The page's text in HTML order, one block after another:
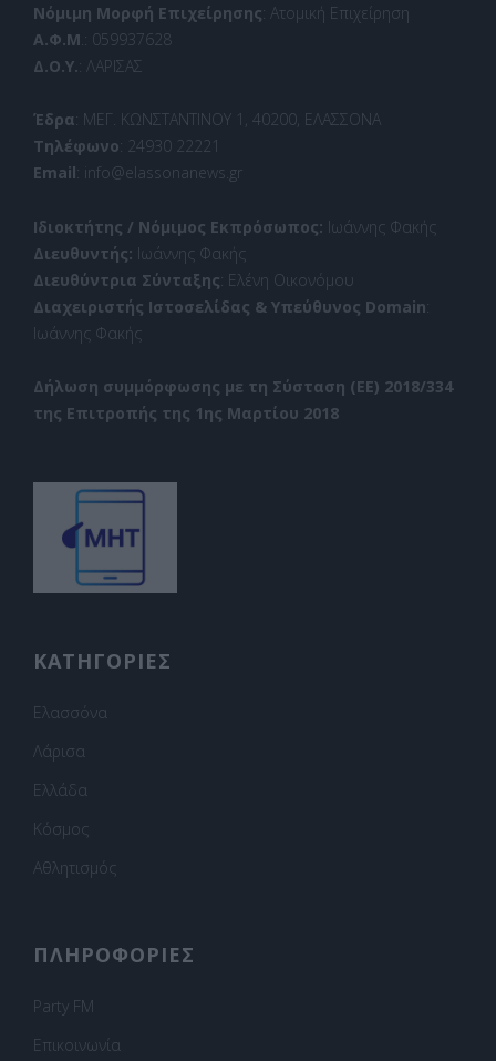
Νόμιμη Μορφή Επιχείρησης: Ατομική Επιχείρηση
Α.Φ.Μ .: 059937628
Δ.Ο.Υ.: ΛΑΡΙΣΑΣ
Έδρα: ΜΕΓ. ΚΩΝΣΤΑΝΤΙΝΟΥ 1, 40200, ΕΛΑΣΣΟΝΑ
Τηλέφωνο: 24930 22221
Email: info@elassonanews.gr
Ιδιοκτήτης / Νόμιμος Εκπρόσωπος: Ιωάννης Φακής
Διευθυντής: Ιωάννης Φακής
Διευθύντρια Σύνταξης: Ελένη Οικονόμου
Διαχειριστής Ιστοσελίδας & Υπεύθυνος Domain:
Ιωάννης Φακής
Δήλωση συμμόρφωσης με τη Σύσταση (ΕΕ) 2018/334
της Επιτροπής της 1ης Μαρτίου 2018
ΚΑΤΗΓΟΡΙΕΣ
Ελασσόνα
Λάρισα
Ελλάδα
Κόσμος
Αθλητισμός
ΠΛΗΡΟΦΟΡΙΕΣ
Party FM
Επικοινωνία